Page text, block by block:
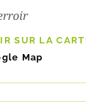
SUR LA
Map